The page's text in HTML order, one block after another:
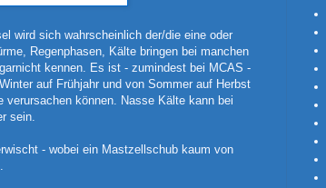
wird sich wahrscheinlich der/die eine oder
Regenphasen, Kälte bringen bei manchen
kennen.
Es ist - zumindest bei MCAS -
auf Frühjahr und von Sommer auf Herbst
können. Nasse Kälte kann bei
sein.
- wobei ein Mastzellschub kaum von